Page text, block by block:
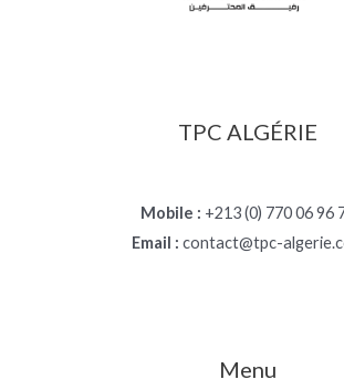
TPC ALGÉRIE
Mobile : +213 (0) 770 06 96
Email : contact@tpc-
Menu